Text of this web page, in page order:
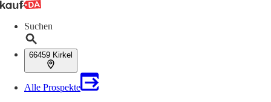
Suchen
66459 Kirkel
Alle Prospekte